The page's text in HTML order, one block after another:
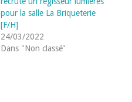
pour la salle La Briqueterie
[F/H]
24/03/2022
Dans "Non classé"